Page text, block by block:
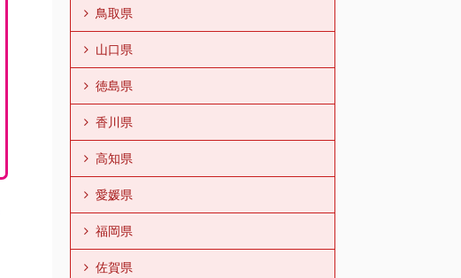
鳥取県
山口県
徳島県
香川県
高知県
愛媛県
福岡県
佐賀県